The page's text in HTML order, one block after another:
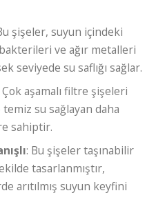
şişeler, suyun içindeki
ve ağır metalleri
seviyede su saflığı sağlar.
Çok aşamalı filtre şişeleri
su sağlayan daha
sahiptir.
: Bu şişeler taşınabilir
tasarlanmıştır,
arıtılmış suyun keyfini